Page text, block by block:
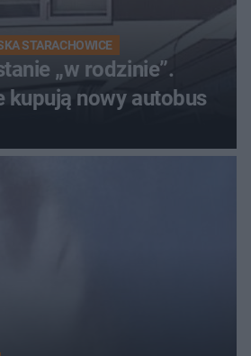
STARACHOWICE
„w rodzinie”.
kupują nowy autobus